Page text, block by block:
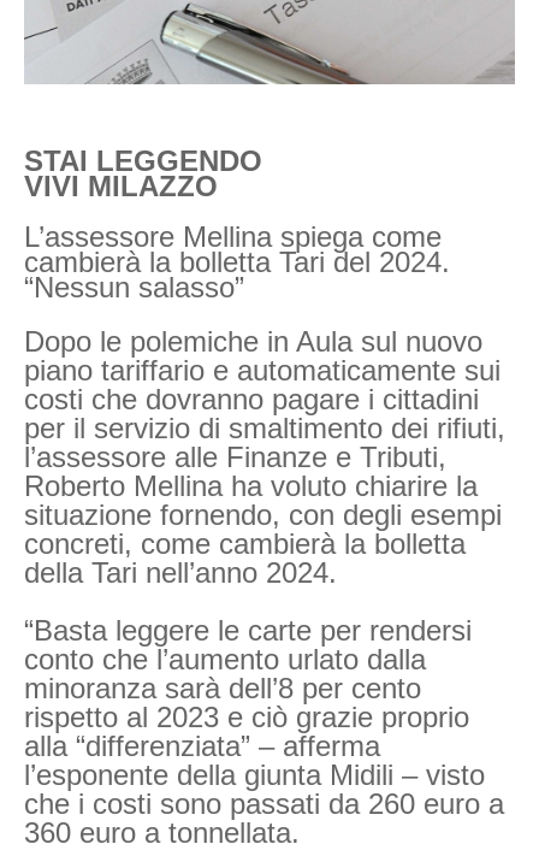
STAI LEGGENDO
VIVI MILAZZO
L’assessore Mellina spiega come
cambierà la bolletta Tari del 2024.
“Nessun salasso”
Dopo le polemiche in Aula sul nuovo
piano tariffario e automaticamente sui
costi che dovranno pagare i cittadini
per il servizio di smaltimento dei rifiuti,
l’assessore alle Finanze e Tributi,
Roberto Mellina ha voluto chiarire la
situazione fornendo, con degli esempi
concreti, come cambierà la bolletta
della Tari nell’anno 2024.
“Basta leggere le carte per rendersi
conto che l’aumento urlato dalla
minoranza sarà dell’8 per cento
rispetto al 2023 e ciò grazie proprio
alla “differenziata” – afferma
l’esponente della giunta Midili – visto
che i costi sono passati da 260 euro a
360 euro a tonnellata.